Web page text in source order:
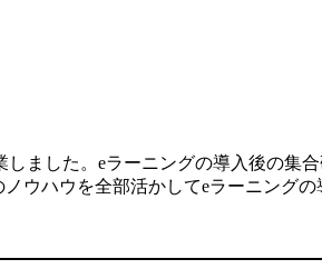
ました。eラーニングの導入後の集
ウハウを全部活かしてeラーニングの